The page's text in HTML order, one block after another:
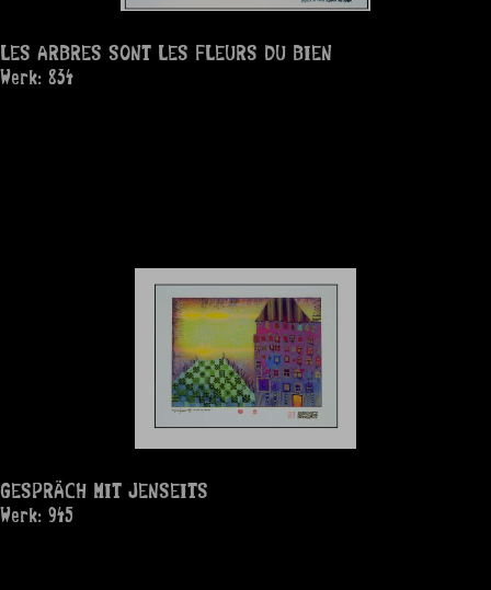
LES ARBRES SONT LES FLEURS DU BIEN
Werk: 834
GESPRÄCH MIT JENSEITS
Werk: 945